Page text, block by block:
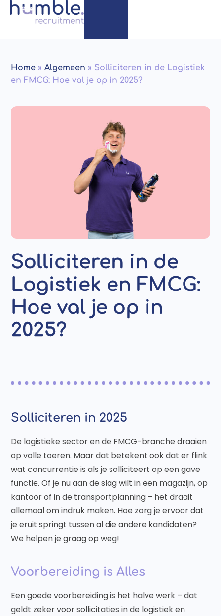
Home »Algemeen » Solliciteren in de Logistiek
en FMCG: Hoe val je op in 2025?
Solliciteren in de
Logistiek en FMCG:
Hoe val je op in
2025?
Solliciteren in 2025
De logistieke sector en de FMCG-branche draaien
op volle toeren. Maar dat betekent ook dat er flink
wat concurrentie is als je solliciteert op een gave
functie. Of je nu aan de slag wilt in een magazijn, op
kantoor of in de transportplanning – het draait
allemaal om indruk maken. Hoe zorg je ervoor dat
je eruit springt tussen al die andere kandidaten?
We helpen je graag op weg!
Voorbereiding is Alles
Een goede voorbereiding is het halve werk – dat
geldt zeker voor sollicitaties in de logistiek en